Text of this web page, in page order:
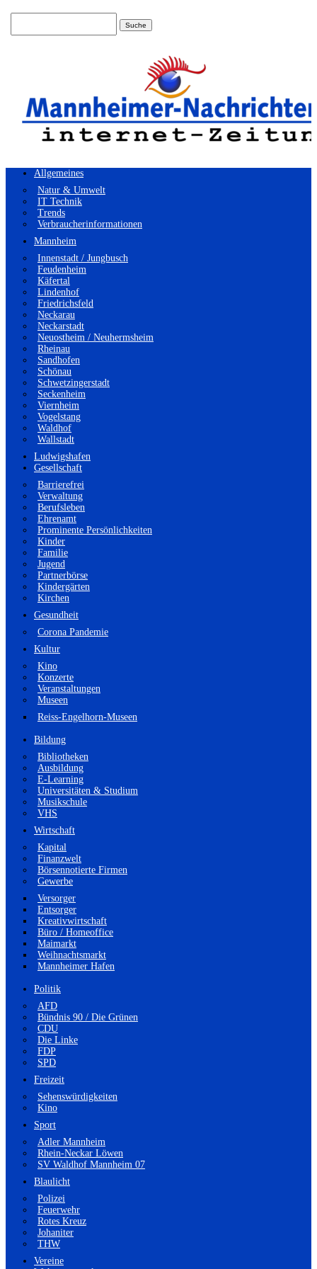
Allgemeines
Natur & Umwelt
IT Technik
Trends
Verbraucherinformationen
Mannheim
Innenstadt / Jungbusch
Feudenheim
Käfertal
Lindenhof
Friedrichsfeld
Neckarau
Neckarstadt
Neuostheim / Neuhermsheim
Rheinau
Sandhofen
Schönau
Schwetzingerstadt
Seckenheim
Viernheim
Vogelstang
Waldhof
Wallstadt
Ludwigshafen
Gesellschaft
Barrierefrei
Verwaltung
Berufsleben
Ehrenamt
Prominente Persönlichkeiten
Kinder
Familie
Jugend
Partnerbörse
Kindergärten
Kirchen
Gesundheit
Corona Pandemie
Kultur
Kino
Konzerte
Veranstaltungen
Museen
Reiss-Engelhorn-Museen
Bildung
Bibliotheken
Ausbildung
E-Learning
Universitäten & Studium
Musikschule
VHS
Wirtschaft
Kapital
Finanzwelt
Börsennotierte Firmen
Gewerbe
Versorger
Entsorger
Kreativwirtschaft
Büro / Homeoffice
Maimarkt
Weihnachtsmarkt
Mannheimer Hafen
Politik
AFD
Bündnis 90 / Die Grünen
CDU
Die Linke
FDP
SPD
Freizeit
Sehenswürdigkeiten
Kino
Sport
Adler Mannheim
Rhein-Neckar Löwen
SV Waldhof Mannheim 07
Blaulicht
Polizei
Feuerwehr
Rotes Kreuz
Johaniter
THW
Vereine